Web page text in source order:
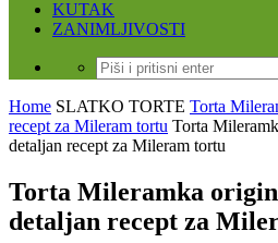
KUTAK
ZANIMLJIVOSTI
Home SLATKO TORTE Torta
recept za Mileram tortu Torta
detaljan recept za Mileram tortu
Torta Mileramka
detaljan recept za